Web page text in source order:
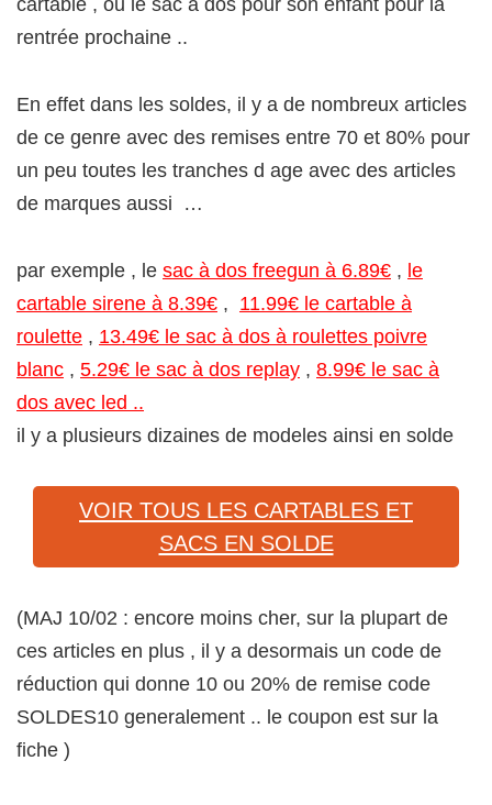
rentrée prochaine ..
En effet dans les soldes, il y a de nombreux articles
de ce genre avec des remises entre 70 et 80% pour
un peu toutes les tranches d age avec des articles
de marques aussi …
par exemple , le sac à dos freegun à 6.89€ , le
cartable sirene à 8.39€ , 11.99€ le cartable à
roulette , 13.49€ le sac à dos à roulettes poivre
blanc , 5.29€ le sac à dos replay , 8.99€ le sac à
dos avec led ..
il y a plusieurs dizaines de modeles ainsi en solde
VOIR TOUS LES CARTABLES ET
SACS EN SOLDE
(MAJ 10/02 : encore moins cher, sur la plupart de
ces articles en plus , il y a desormais un code de
réduction qui donne 10 ou 20% de remise code
SOLDES10 generalement .. le coupon est sur la
fiche )